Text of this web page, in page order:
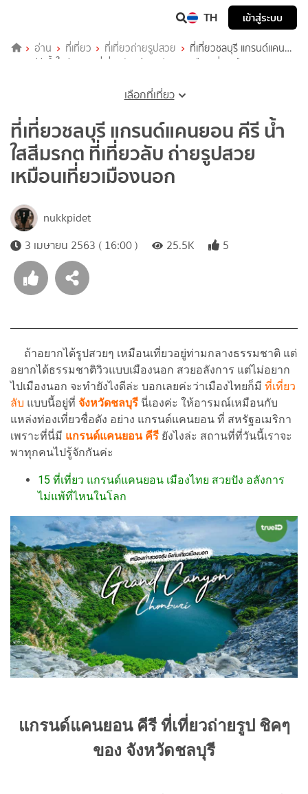
TH เข้าสู่ระบบ
อ่าน ที่เที่ยว ที่เที่ยวถ่ายรูปสวย
ที่เที่ยวชลบุรี แกรนด์แคน
ยอน คีรี น้ำใสสีมรกต ที่เที่ยวลับ ถ่ายรูปสวย เหมือนเที่ยวเมืองนอก
เลือกที่เที่ยว
ที่เที่ยวชลบุรี แกรนด์แคนยอน คีรี น้ำ
ใสสีมรกต ที่เที่ยวลับ ถ่ายรูปสวย
เหมือนเที่ยวเมืองนอก
nukkpidet
3 เมษายน 2563 ( 16:00 )
25.5K 5
ถ้าอยากได้รูปสวยๆ เหมือนเที่ยวอยู่ท่ามกลางธรรมชาติ แต่
อยากได้ธรรมชาติวิวแบบเมืองนอก สวยอลังการ แต่ไม่อยาก
ไปเมืองนอก จะทำยังไงดีล่ะ บอกเลยค่ะว่าเมืองไทยก็มี ที่เที่ยว
ลับ แบบนี้อยู่ที่ จังหวัดชลบุรี นี่เองค่ะ ให้อารมณ์เหมือนกับ
แหล่งท่องเที่ยวชื่อดัง อย่าง แกรนด์แคนยอน ที่ สหรัฐอเมริกา
เพราะที่นี่มี แกรนด์แคนยอน คีรี ยังไงล่ะ สถานที่ที่วันนี้เราจะ
พาทุกคนไปรู้จักกันค่ะ
15 ที่เที่ยว แกรนด์แคนยอน เมืองไทย สวยปัง อลังการ
ไม่แพ้ที่ไหนในโลก
แกรนด์แคนยอน คีรี ที่เที่ยวถ่ายรูป ชิคๆ
ของ จังหวัดชลบุรี